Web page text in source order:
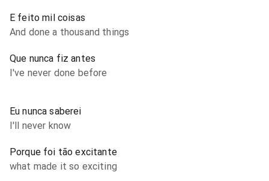
E feito mil coisas
And done a thousand things
Que nunca fiz antes
I've never done before
Eu nunca saberei
I'll never know
Porque foi tão excitante
what made it so exciting